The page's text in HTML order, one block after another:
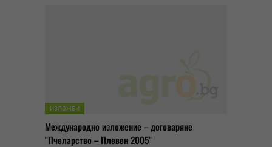
ИЗЛОЖБИ
Международно изложение – договаряне
"Пчеларство – Плевен 2005"